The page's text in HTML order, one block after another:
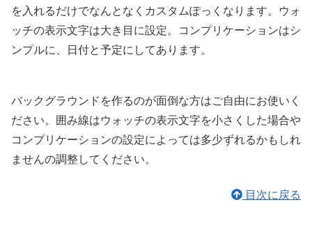
を入れるだけでなんとなくカスタムぽっくなります。ウォ
ッチの表示文字は大き目に設定。コンプリケーションはシ
ンプルに、日付と予定にしてあります。
バックグラウンドを作るのが面倒な方はご自由にお使いく
ださい。囲み線はウォッチの表示文字を小さくした場合や
コンプリケーションの設定によっては多少ずれるかもしれ
ませんの調整してください。
目次に戻る